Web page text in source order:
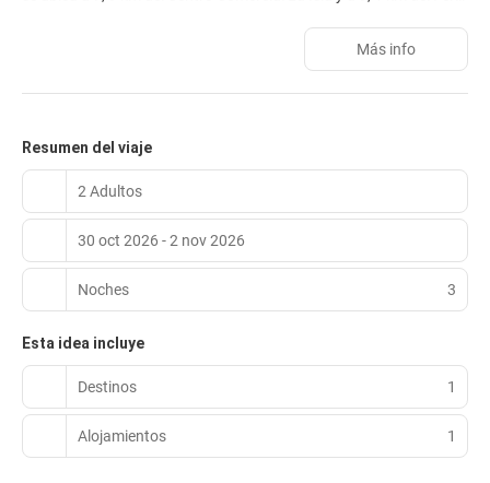
parque acuático (con cargo) y gimnasio. El nuevo spa cuenta con
tres salas de tratamiento y certificación Wellness for Cancer. El
digital. Servicios adicionales: Wi-Fi gratuito, conserjería, niñera
incluyen microondas, TV de pantalla plana, Wi-Fi gratis y
programación por cable. Baños privados con bañera o ducha,
artículos de aseo y secador. Además, teléfono, caja fuerte y
minibar. Para comer, visite La Veranda, restaurante de cocina
internacional, o la cafetería. Servicio de habitaciones disponible en
horario limitado. Relájese en el bar de playa, el bar junto a la
piscina o en uno de los dos bares lounge. El desayuno bufé diario
se sirve de 7:00 a 11:00 a. m. (con cargo). Entre los servicios
destacados: centro de negocios, salida exprés y
(con cargo) y estacionamiento gratuito.
Más info
Resumen del viaje
2 Adultos
30 oct 2026 - 2 nov 2026
Noches 3
Esta idea incluye
Destinos 1
Alojamientos 1